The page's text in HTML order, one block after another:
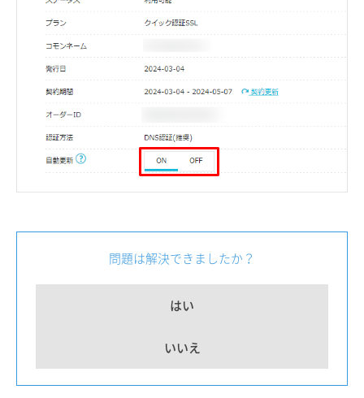
問題は解決できましたか？
はい
いいえ